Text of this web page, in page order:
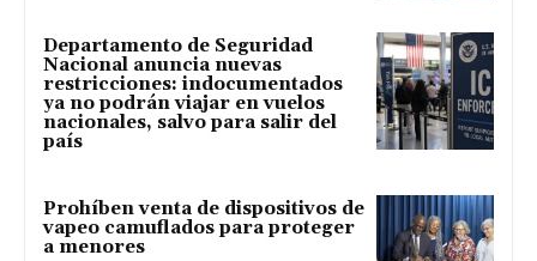
Departamento de Seguridad
Nacional anuncia nuevas
restricciones: indocumentados
ya no podrán viajar en vuelos
nacionales, salvo para salir del
país
Prohíben venta de dispositivos de
vapeo camuflados para proteger
a menores